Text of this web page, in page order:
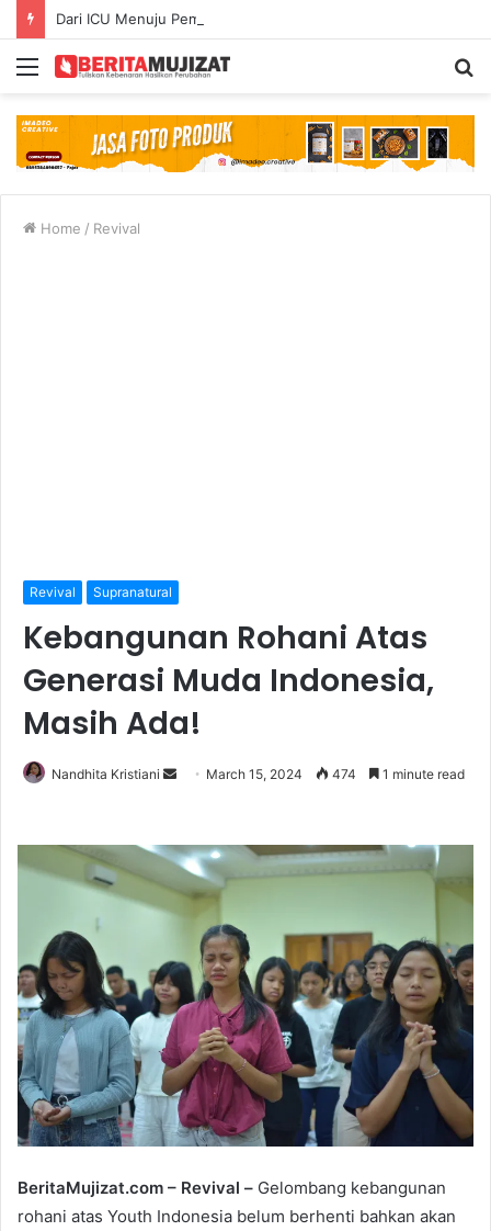
Menu
Home / Revival
Revival Supranatural
Kebangunan Rohani Atas
Generasi Muda Indonesia,
Masih Ada!
Nandhita Kristiani
d
m
a
i
March 15, 2024 474 1 minute read
BeritaMujizat.com – Revival – Gelombang kebangunan
rohani atas Youth Indonesia belum berhenti bahkan akan